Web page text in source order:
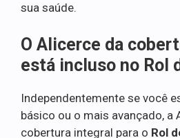
sua saúde.
O Alicerce da
está incluso no Rol
Independentemente se você
básico ou o mais avançado, a
cobertura integral para o Rol